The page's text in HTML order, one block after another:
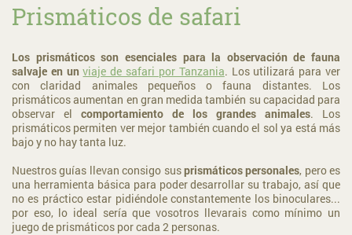
Prismáticos de safari
Los prismáticos son esenciales para la observación de fauna
salvaje en unviaje de safari por Tanzania. Los utilizará para ver
con claridad animales pequeños o fauna distantes. Los
prismáticos aumentan en gran medida también su capacidad para
observar el comportamiento de los grandes animales. Los
prismáticos permiten ver mejor también cuando el sol ya está más
bajo y no hay tanta luz.
Nuestros guías llevan consigo susprismáticos personales, pero es
una herramienta básica para poder desarrollar su trabajo, así que
no es práctico estar pidiéndole constantemente los binoculares...
por eso, lo ideal sería que vosotros llevarais como mínimo un
juego de prismáticos por cada 2 personas.